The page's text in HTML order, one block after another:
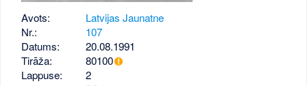
Avots:
Latvijas Jaunatne
Nr.:
107
Datums:
20.08.1991
Tirāža:
80100
Lappuse:
2